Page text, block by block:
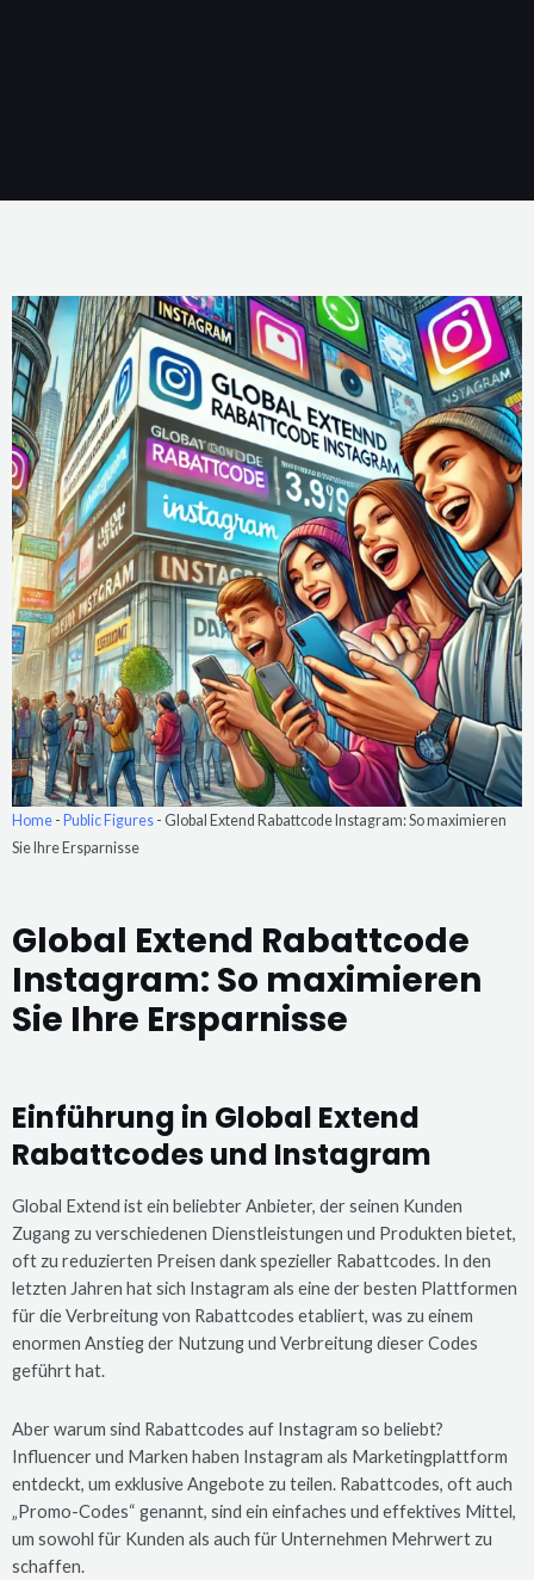
Home - Public Figures - Global Extend Rabattcode Instagram: So maximieren
Sie Ihre Ersparnisse
Global Extend Rabattcode
Instagram: So maximieren
Sie Ihre Ersparnisse
Einführung in Global Extend
Rabattcodes und Instagram
Global Extend ist ein beliebter Anbieter, der seinen Kunden
Zugang zu verschiedenen Dienstleistungen und Produkten bietet,
oft zu reduzierten Preisen dank spezieller Rabattcodes. In den
letzten Jahren hat sich Instagram als eine der besten Plattformen
für die Verbreitung von Rabattcodes etabliert, was zu einem
enormen Anstieg der Nutzung und Verbreitung dieser Codes
geführt hat.
Aber warum sind Rabattcodes auf Instagram so beliebt?
Influencer und Marken haben Instagram als Marketingplattform
entdeckt, um exklusive Angebote zu teilen. Rabattcodes, oft auch
„Promo-Codes“ genannt, sind ein einfaches und effektives Mittel,
um sowohl für Kunden als auch für Unternehmen Mehrwert zu
schaffen.